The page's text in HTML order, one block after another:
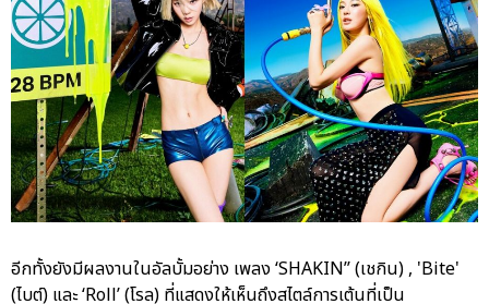
อีกทั้งยังมีผลงานในอัลบั้มอย่าง เพลง ‘SHAKIN’’ (เชกิน) , 'Bite'
(ไบต์) และ ‘Roll’ (โรล) ที่แสดงให้เห็นถึงสไตล์การเต้นที่เป็น